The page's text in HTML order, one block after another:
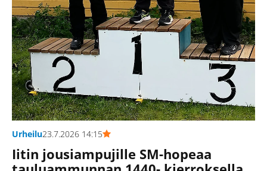
Urheilu23.7.2026 14:15
Iitin jousiampujille SM-hopeaa